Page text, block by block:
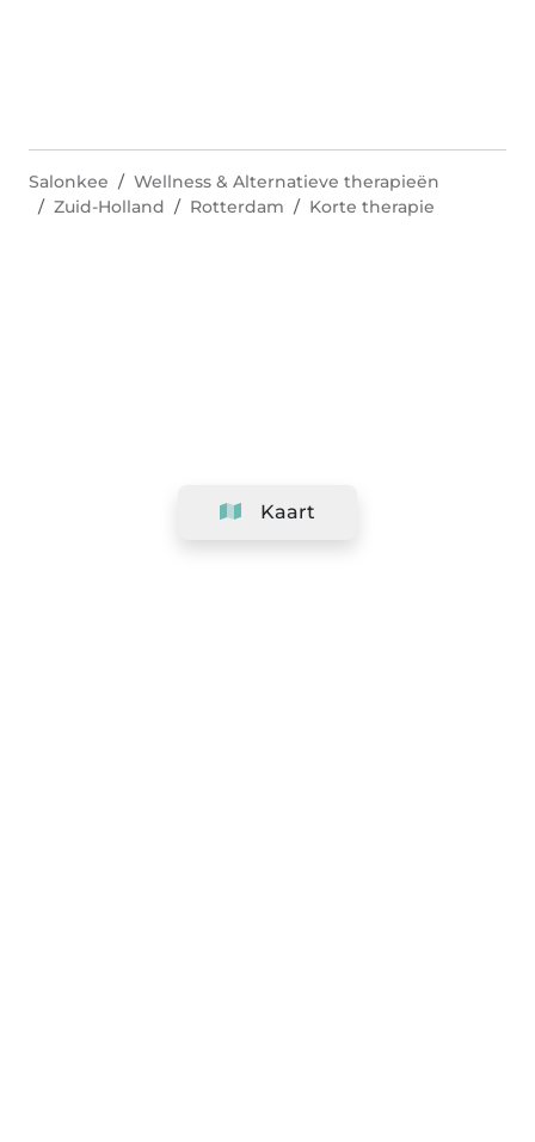
Kaart
Salonkee
Wellness & Alternatieve therapieën
Zuid-Holland
Rotterdam Korte therapie